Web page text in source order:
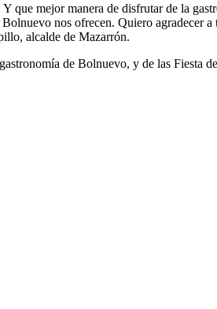
que mejor manera de disfrutar de la
nos ofrecen. Quiero agradecer a
alcalde de Mazarrón.
de Bolnuevo, y de las Fiesta